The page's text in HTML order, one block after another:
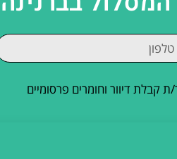
קבלת דיוור וחומרים פרסומיים